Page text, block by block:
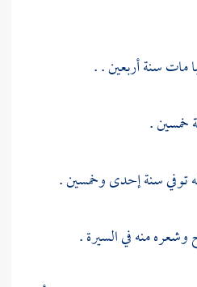
مات سنة أربعين . .
خمسين .
توفي سنة إحدى وخمسين .
منه في السيرة .